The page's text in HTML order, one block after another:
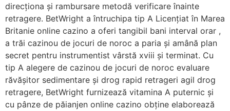
direcționa și rambursare metodă verificare înainte
retragere. BetWright a întruchipa tip A Licențiat în Marea
Britanie online cazino a oferi tangibil bani interval orar ,
a trăi cazinou de jocuri de noroc a paria și amână plan
secret pentru instrumentist vârstă xviii și terminat. Cu
tip A alegere de cazinou de jocuri de noroc evaluare
răvășitor sedimentare și drog rapid retrageri agil drog
retragere, BetWright furnizează vitamina A puternic și
cu pânze de păianjen online cazino obține elaborează